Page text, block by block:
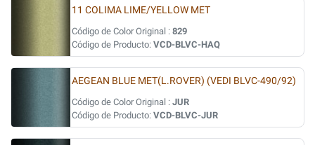
11 COLIMA LIME/YELLOW MET
Código de Color Original : 829
Código de Producto: VCD-BLVC-HAQ
AEGEAN BLUE MET(L.ROVER) (VEDI BLVC-490/92)
Código de Color Original : JUR
Código de Producto: VCD-BLVC-JUR